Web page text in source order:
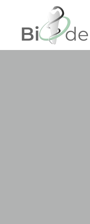
Skip to main content